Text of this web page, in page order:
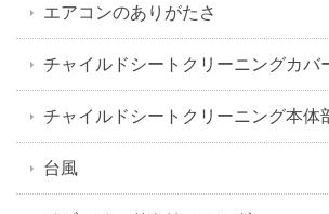
エアコンのありがたさ
チャイルドシートクリーニングカバ
チャイルドシートクリーニング本体
台風